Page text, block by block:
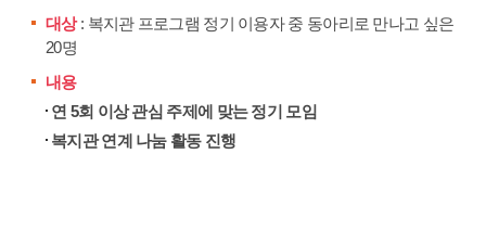
대상: 복지관 프로그램 정기 이용자 중 동아리로 만나고 싶은
20명
내용
연 5회 이상 관심 주제에 맞는 정기 모임
복지관 연계 나눔 활동 진행